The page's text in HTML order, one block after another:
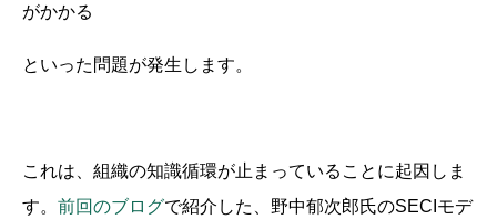
がかかる
といった問題が発生します。
これは、組織の知識循環が止まっていることに起因しま
す。 前回のブログで紹介した、野中郁次郎氏のSECIモデ